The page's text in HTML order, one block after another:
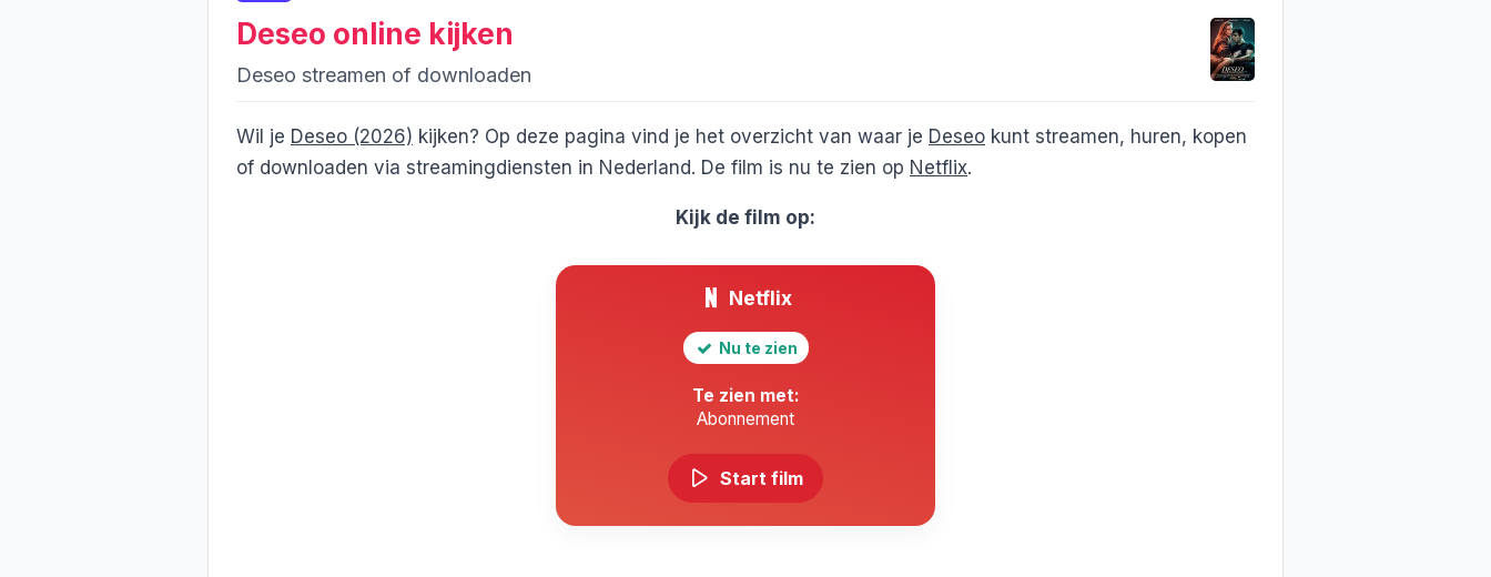
Deseo online kijken
Deseo streamen of downloaden
Wil je Deseo (2026) kijken? Op deze pagina vind je het overzicht van waar je Deseo kunt streamen, huren, kopen
of downloaden via streamingdiensten in Nederland. De film is nu te zien op Netflix.
Kijk de film op:
Netflix
Nu te zien
Te zien met:
Abonnement
Start film